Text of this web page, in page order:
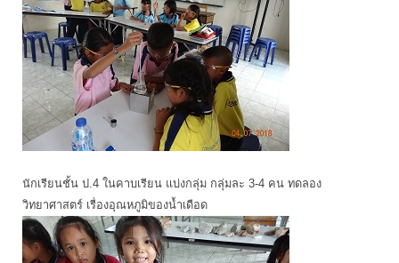
นักเรียนชั้น ป.4 ในคาบเรียน แบ่งกลุ่ม กลุ่มละ 3-4 คน ทดลอง
วิทยาศาสตร์ เรื่องอุณหภูมิของน้ำเดือด